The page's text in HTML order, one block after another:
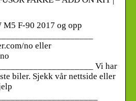
F-90 2017 og opp
no eller
Vi har
biler. Sjekk vår nettside eller